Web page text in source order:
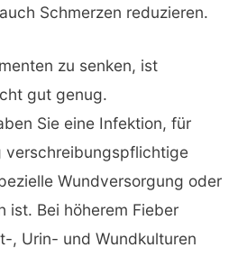
Schmerzen reduzieren.
zu senken, ist
gut genug.
Sie eine Infektion, für
verschreibungspflichtige
Wundversorgung oder
ist. Bei höherem Fieber
, Urin- und Wundkulturen